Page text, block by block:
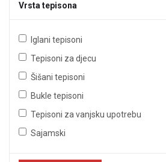
Vrsta tepisona
Iglani tepisoni
Tepisoni za djecu
Šišani tepisoni
Bukle tepisoni
Tepisoni za vanjsku upotrebu
Sajamski